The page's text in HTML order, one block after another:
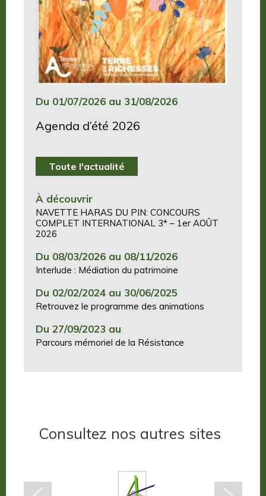
Du 01/07/2026 au 31/08/2026
Agenda d’été 2026
Toute l'actualité
À découvrir
NAVETTE HARAS DU PIN: CONCOURS
COMPLET INTERNATIONAL 3* – 1er AOÛT
2026
Du 08/03/2026 au 08/11/2026
Interlude : Médiation du patrimoine
Du 02/02/2024 au 30/06/2025
Retrouvez le programme des animations
Du 27/09/2023 au
Parcours mémoriel de la Résistance
Consultez nos autres sites